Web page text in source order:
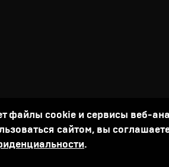
файлы cookie и сервисы веб-
сайтом, вы
.